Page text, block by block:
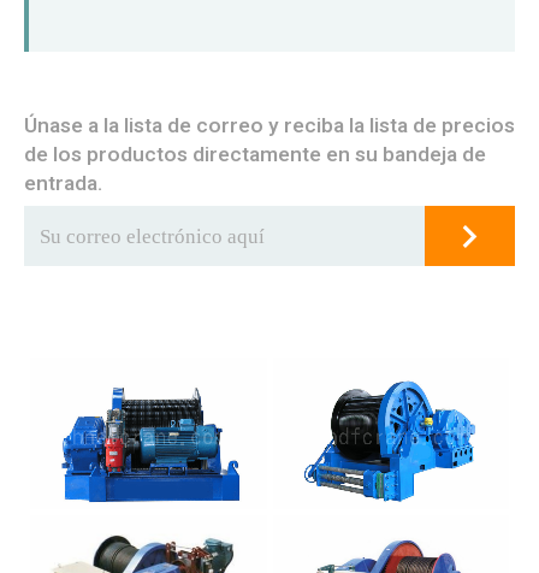
Únase a la lista de correo y reciba la lista de precios
de los productos directamente en su bandeja de
entrada.